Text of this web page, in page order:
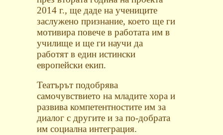
2014 г., ще даде на учениците
заслужено признание, което ще ги
мотивира повече в работата им в
училище и ще ги научи да
работят в един истински
европейски екип.
Театърът подобрява
самочувствието на младите хора и
развива компетентностите им за
диалог с другите и за по-добрата
им социална интеграция.